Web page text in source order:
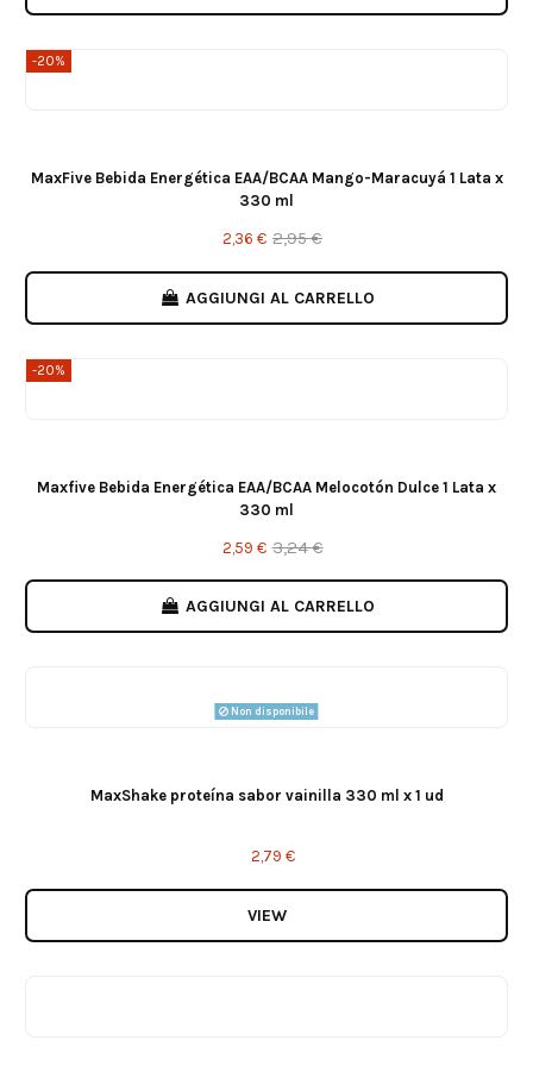
-20%
MaxFive Bebida Energética EAA/BCAA Mango-Maracuyá 1 Lata x
330 ml
2,36 € 2,95 €
AGGIUNGI AL CARRELLO
-20%
Maxfive Bebida Energética EAA/BCAA Melocotón Dulce 1 Lata x
330 ml
2,59 € 3,24 €
AGGIUNGI AL CARRELLO
Non disponibile
MaxShake proteína sabor vainilla 330 ml x 1 ud
2,79 €
VIEW